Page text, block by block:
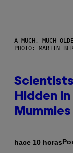
A MUCH, MUCH
PHOTO: MARTIN
Hidden
Mummies
hace 10 horas